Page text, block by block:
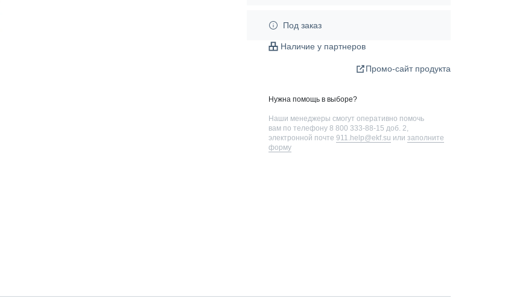
Под заказ
Наличие у партнеров
Промо-сайт продукта
Нужна помощь в выборе?
Наши менеджеры смогут оперативно помочь
вам по телефону 8 800 333-88-15 доб. 2
электронной почте 911.help@ekf.su или заполните
форму